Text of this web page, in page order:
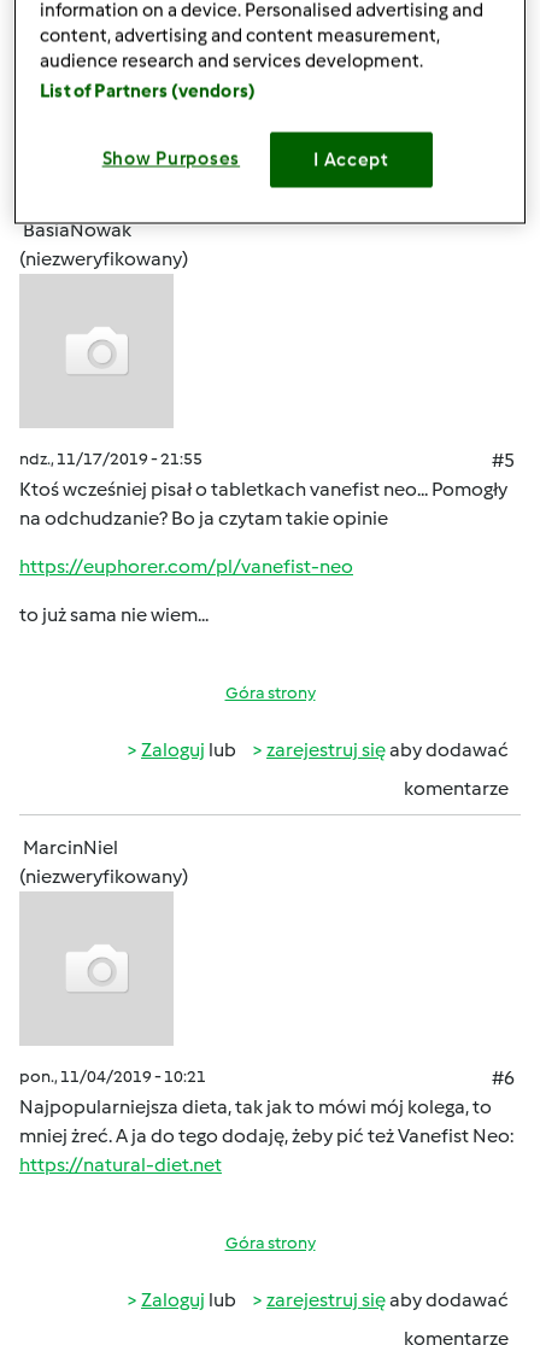
zarejestruj sięaby dodawać
BasiaNowak
(niezweryfikowany)
ndz., 11/17/2019 - 21:55
#5
Ktoś wcześniej pisał o tabletkach vanefist neo... Pomogły
na odchudzanie? Bo ja czytam takie opinie
https://euphorer.com/pl/vanefist-neo
to już sama nie wiem...
Góra strony
Zaloguj lub zarejestruj sięaby dodawać
komentarze
MarcinNiel
(niezweryfikowany)
pon., 11/04/2019 - 10:21
#6
Najpopularniejsza dieta, tak jak to mówi mój kolega, to
mniej żreć. A ja do tego dodaję, żeby pić też Vanefist Neo:
https://natural-diet.net
Góra strony
Zaloguj lub zarejestruj sięaby dodawać
komentarze
information on a device. Personalised advertising and
content, advertising and content measurement,
audience research and services development.
List of Partners (vendors)
Show Purposes I Accept